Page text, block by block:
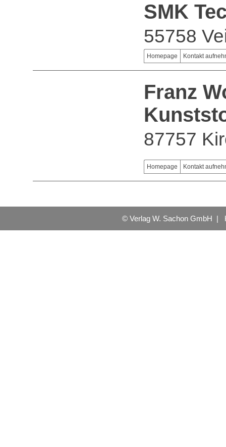
SMK
55758
Homepage Kontakt
Franz
87757
Homepage Kontakt
© Verlag W. Sachon GmbH |